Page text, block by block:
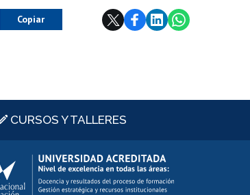
Copiar
CURSOS Y TALLERES